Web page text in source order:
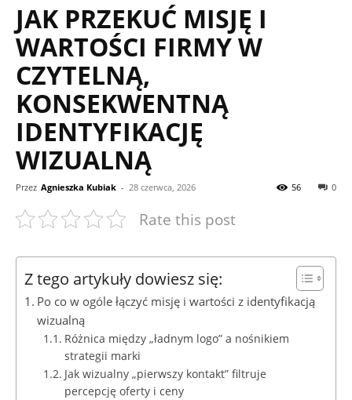
JAK PRZEKUĆ MISJĘ I
WARTOŚCI FIRMY W
CZYTELNĄ,
KONSEKWENTNĄ
IDENTYFIKACJĘ
WIZUALNĄ
Przez Agnieszka Kubiak - 28 czerwca, 2026 0
56
Rate this post
Z tego artykuły dowiesz się:
Po co w ogóle łączyć misję i wartości z identyfikacją
wizualną
Różnica między „ładnym logo” a nośnikiem
strategii marki
Jak wizualny „pierwszy kontakt” filtruje
percepcję oferty i ceny